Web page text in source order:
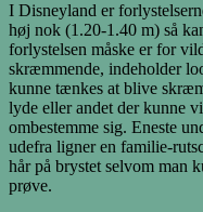
I Disneyland er
høj nok (1.20-1.40 m) så
forlystelsen måske er for
skræmmende, indeholder
kunne tænkes at blive
lyde eller andet der kunne
ombestemme sig. Eneste
udefra ligner en familie-
hår på brystet selvom man
prøve.